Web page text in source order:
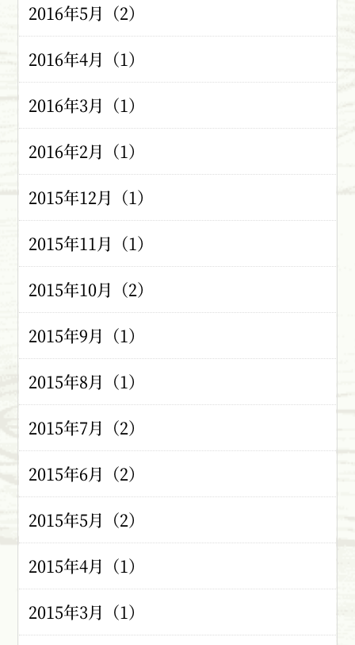
2016年5月（2）
2016年4月（1）
2016年3月（1）
2016年2月（1）
2015年12月（1）
2015年11月（1）
2015年10月（2）
2015年9月（1）
2015年8月（1）
2015年7月（2）
2015年6月（2）
2015年5月（2）
2015年4月（1）
2015年3月（1）